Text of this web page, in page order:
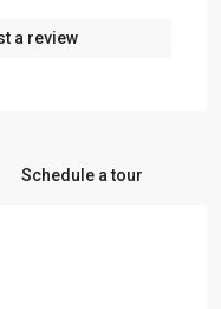
a review
Schedule a tour